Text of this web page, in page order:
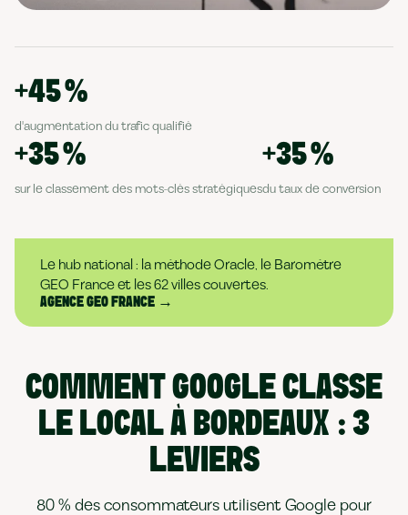
+45 %
d'augmentation du trafic qualifié
+35 %
sur le classement des mots-clés stratégiques
+35 %
du taux de conversion
Le hub national : la méthode Oracle, le Baromètre
GEO France et les 62 villes couvertes.
AGENCE GEO FRANCE →
COMMENT GOOGLE CLASSE
LE LOCAL À BORDEAUX : 3
LEVIERS
80 % des consommateurs utilisent Google pour